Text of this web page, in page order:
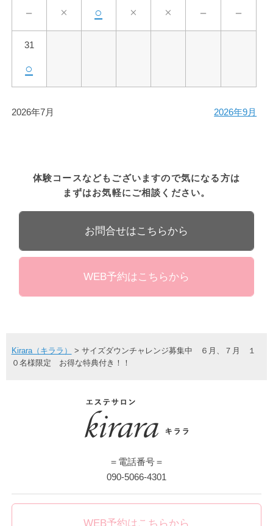
－ × ○ × × － －
31
○
2026年7月 2026年9月
体験コースなどもございますので気になる方は
まずはお気軽にご相談ください。
お問合せはこちらから
WEB予約はこちらから
Kirara（キララ） > サイズダウンチャレンジ募集中 ６月、７月 １
０名様限定 お得な特典付き！！
＝電話番号＝
090-5066-4301
WEB予約はこちらから